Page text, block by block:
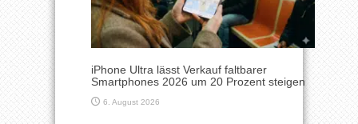
iPhone Ultra lässt Verkauf faltbarer
Smartphones 2026 um 20 Prozent steigen
6. August 2026